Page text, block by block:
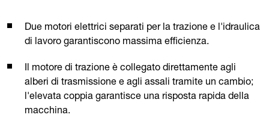
Due motori elettrici separati per la trazione e l'idraulica
di lavoro garantiscono massima efficienza.
Il motore di trazione è collegato direttamente agli
alberi di trasmissione e agli assali tramite un cambio;
l'elevata coppia garantisce una risposta rapida della
macchina.